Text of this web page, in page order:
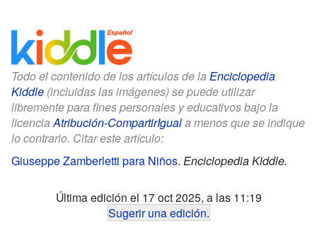
Todo el contenido de los artículos de la Enciclopedia
Kiddle (incluidas las imágenes) se puede utilizar
libremente para fines personales y educativos bajo la
licenciaAtribución-CompartirIguala menos que se indique
lo contrario. Citar este artículo:
Giuseppe Zamberletti para Niños. Enciclopedia Kiddle.
Última edición el 17 oct 2025, a las 11:19
Sugerir una edición.